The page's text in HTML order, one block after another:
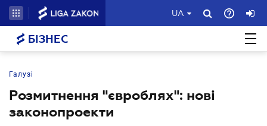
UA
БІЗНЕС
Галузі
Розмитнення "євроблях": нові
законопроекти